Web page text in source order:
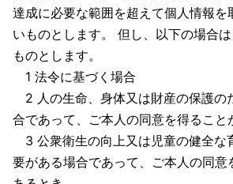
達成に必要な範囲を超えて個人情報を
いものとします。 但し、以下の場合
ものとします。
1 法令に基づく場合
2 人の生命、身体又は財産の保護の
合であって、ご本人の同意を得ること
3 公衆衛生の向上又は児童の健全な
要がある場合であって、ご本人の同意